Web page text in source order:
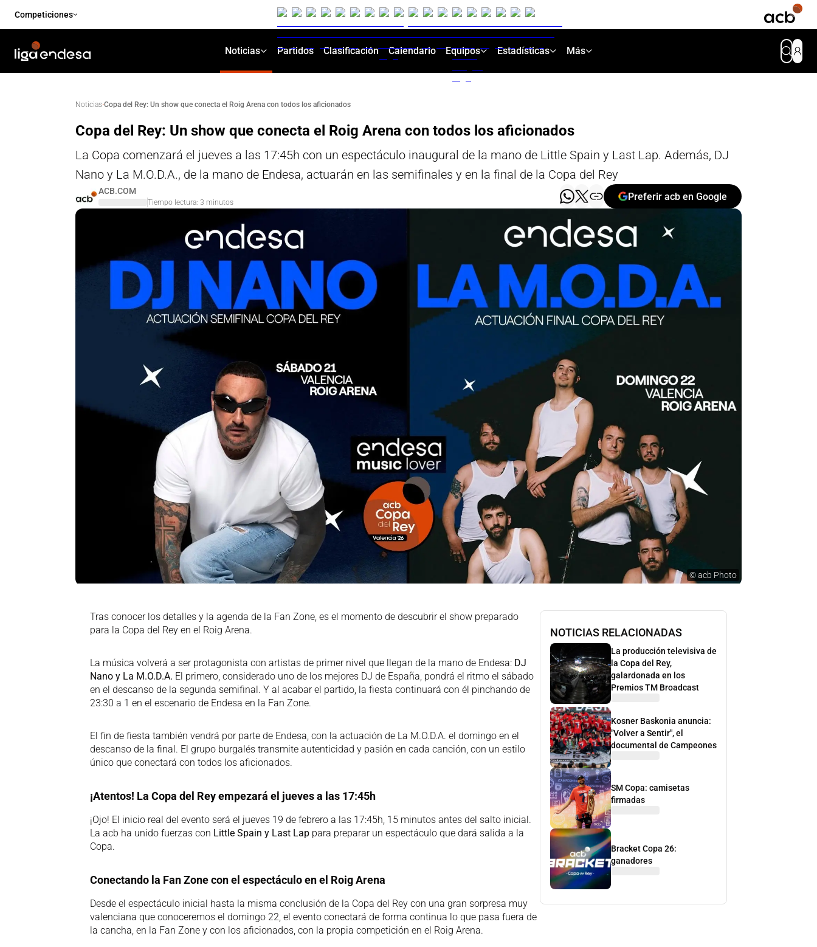
Competiciones
Noticias Partidos Clasificación Calendario Equipos Estadísticas Más
Noticias·Copa del Rey: Un show que conecta el Roig Arena con todos los aficionados
Copa del Rey: Un show que conecta el Roig Arena con todos los aficionados
La Copa comenzará el jueves a las 17:45h con un espectáculo inaugural de la mano de Little Spain y Last Lap. Además, DJ
Nano y La M.O.D.A., de la mano de Endesa, actuarán en las semifinales y en la final de la Copa del Rey
ACB.COM
Tiempo lectura: 3 minutos
Preferir acb en Google
©acb Photo
Tras conocer los detalles y la agenda de la Fan Zone, es el momento de descubrir el show preparado
para la Copa del Rey en el Roig Arena.
La música volverá a ser protagonista con artistas de primer nivel que llegan de la mano de Endesa: DJ
Nano y La M.O.D.A. El primero, considerado uno de los mejores DJ de España, pondrá el ritmo el sábado
en el descanso de la segunda semifinal. Y al acabar el partido, la fiesta continuará con él pinchando de
23:30 a 1 en el escenario de Endesa en la Fan Zone.
El fin de fiesta también vendrá por parte de Endesa, con la actuación de La M.O.D.A. el domingo en el
descanso de la final. El grupo burgalés transmite autenticidad y pasión en cada canción, con un estilo
único que conectará con todos los aficionados.
¡Atentos! La Copa del Rey empezará el jueves a las 17:45h
¡Ojo! El inicio real del evento será el jueves 19 de febrero a las 17:45h, 15 minutos antes del salto inicial.
La acb ha unido fuerzas con Little Spain y Last Lap para preparar un espectáculo que dará salida a la
Copa.
Conectando la Fan Zone con el espectáculo en el Roig Arena
Desde el espectáculo inicial hasta la misma conclusión de la Copa del Rey con una gran sorpresa muy
valenciana que conoceremos el domingo 22, el evento conectará de forma continua lo que pasa fuera de
la cancha, en la Fan Zone y con los aficionados, con la propia competición en el Roig Arena.
NOTICIAS RELACIONADAS
La producción televisiva de
la Copa del Rey,
galardonada en los
Premios TM Broadcast
Kosner Baskonia anuncia:
"Volver a Sentir", el
documental de Campeones
SM Copa: camisetas
firmadas
Bracket Copa 26:
ganadores